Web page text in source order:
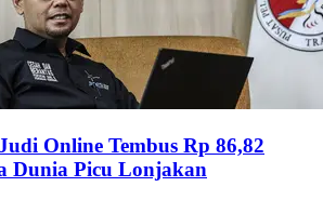
Online Tembus Rp 86,82
Dunia Picu Lonjakan